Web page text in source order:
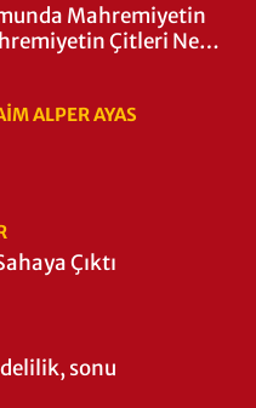
Mahremiyetin
Çitleri Ne
ALPER AYAS
Çıktı
sonu